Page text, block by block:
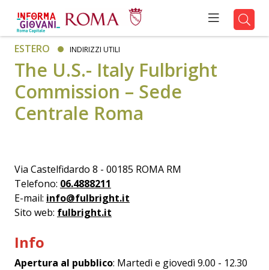
ESTERO INDIRIZZI UTILI
The U.S.- Italy Fulbright
Commission – Sede
Centrale Roma
Via Castelfidardo 8 - 00185 ROMA RM
Telefono: 06.4888211
E-mail: info@fulbright.it
Sito web: fulbright.it
Info
Apertura al pubblico: Martedì e giovedì 9.00 - 12.30